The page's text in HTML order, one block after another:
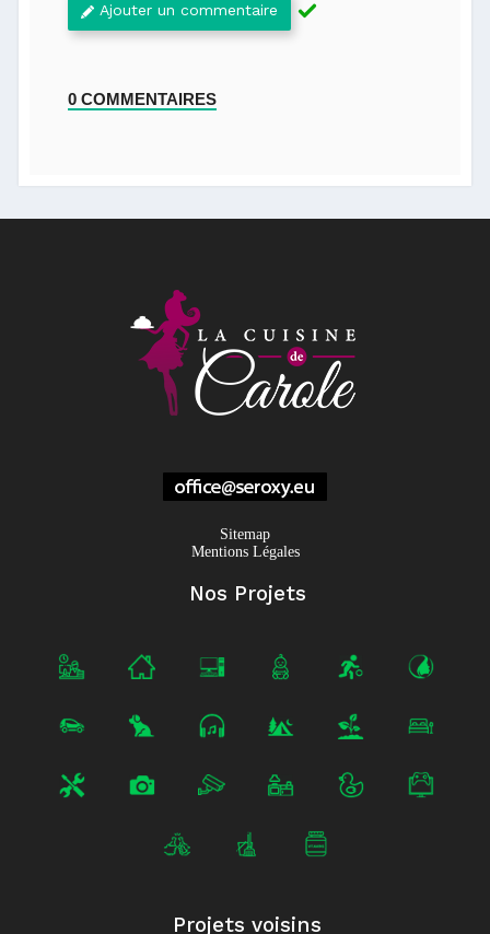
Ajouter un commentaire
0 COMMENTAIRES
Sitemap
Mentions Légales
Nos Projets
Projets voisins